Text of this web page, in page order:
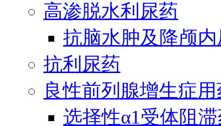
高渗脱水利尿药
抗脑水肿及降颅
抗利尿药
良性前列腺增生症
选择性α1受体阻